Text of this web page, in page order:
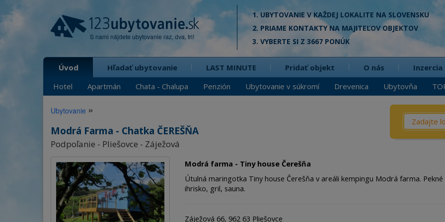
S nami nájdete ubytovanie raz, dva, tri!
1. UBYTOVANIE V KAŽDEJ LOKALITE NA SLOVENSKU
2. PRIAME KONTAKTY NA MAJITEĽOV OBJEKTOV
3. VYBERTE SI Z 3667 PONÚK
Úvod
Hotel
Apartmán Chata - Chalupa Penzión Ubytovanie v súkromí Drevenica Ubytovňa
Hľadať ubytovanie LAST MINUTE Pridať objekt O nás Inzercia
Čo? /
Chata
Ubytovanie »
Modrá Farma - Chatka ČEREŠŇA
Podpoľanie - Pliešovce - Záježová
Modrá farma - Tiny house Čerešňa
Útulná maringotka Tiny house Čerešňa v areáli kempingu Modrá farma.
ihrisko, gril, sauna.
Záježová 66, 962 63 Pliešovce